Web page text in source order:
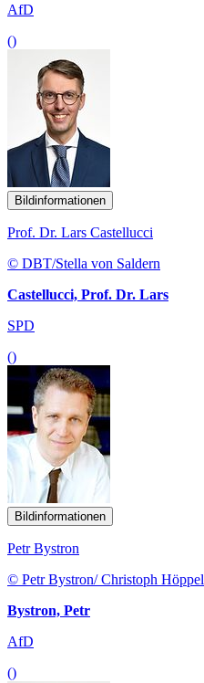
AfD
()
Bildinformationen
Prof. Dr. Lars Castellucci
© DBT/Stella von Saldern
Castellucci, Prof. Dr. Lars
SPD
()
Bildinformationen
Petr Bystron
© Petr Bystron/ Christoph Höppel
Bystron, Petr
AfD
()